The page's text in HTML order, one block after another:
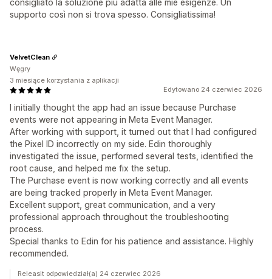
consigliato la soluzione più adatta alle mie esigenze. Un
supporto così non si trova spesso. Consigliatissima!
Edytowano 24 czerwiec 2026
I initially thought the app had an issue because Purchase
events were not appearing in Meta Event Manager.
After working with support, it turned out that I had configured
the Pixel ID incorrectly on my side. Edin thoroughly
investigated the issue, performed several tests, identified the
root cause, and helped me fix the setup.
The Purchase event is now working correctly and all events
are being tracked properly in Meta Event Manager.
Excellent support, great communication, and a very
professional approach throughout the troubleshooting
process.
Special thanks to Edin for his patience and assistance. Highly
recommended.
VelvetClean
Węgry
3 miesiące korzystania z aplikacji
Releasit odpowiedział(a) 24 czerwiec 2026